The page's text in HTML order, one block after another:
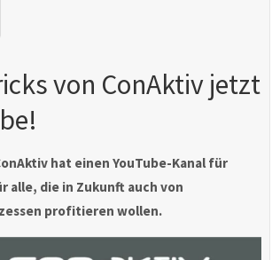
von ConAktiv jetzt
hat einen YouTube-Kanal für
alle, die in Zukunft auch von
profitieren wollen.